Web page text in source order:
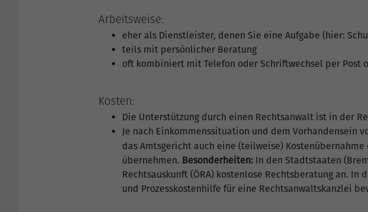
Arbeitsweise:
eher als Dienstleister, denen Sie eine Aufgabe (hier:
teils mit persönlicher Beratung
oft kombiniert mit Telefon oder Schriftwechsel per Post
Kosten:
Die Unterstützung durch einen Rechtsanwalt ist in der
Je nach Einkommenssituation und dem Vorhandensein
das Amtsgericht auch eine (teilweise)
übernehmen. Besonderheiten: In den Stadtstaaten
Rechtsauskunft (ÖRA) kostenlose Rechtsberatung an.
und Prozesskostenhilfe für eine Rechtsanwaltskanzlei